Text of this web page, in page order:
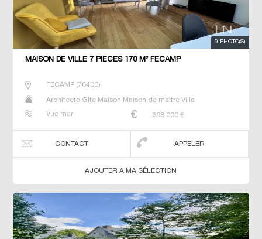
9 PHOTO(S)
MAISON DE VILLE 7 PIECES 170 M² FECAMP
FECAMP(76400)
Architecte Gîte Maison Maison de maitre Villa
Vue mer 398 000 €
CONTACT APPELER
AJOUTER A MA SÉLECTION